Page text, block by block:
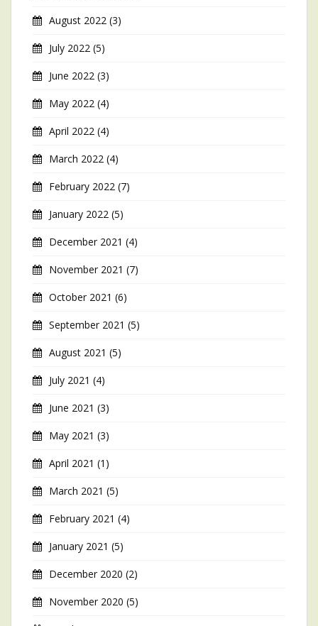
August 2022 (3)
July 2022 (5)
June 2022 (3)
May 2022 (4)
April 2022 (4)
March 2022 (4)
February 2022 (7)
January 2022 (5)
December 2021 (4)
November 2021 (7)
October 2021 (6)
September 2021 (5)
August 2021 (5)
July 2021 (4)
June 2021 (3)
May 2021 (3)
April 2021 (1)
March 2021 (5)
February 2021 (4)
January 2021 (5)
December 2020 (2)
November 2020 (5)